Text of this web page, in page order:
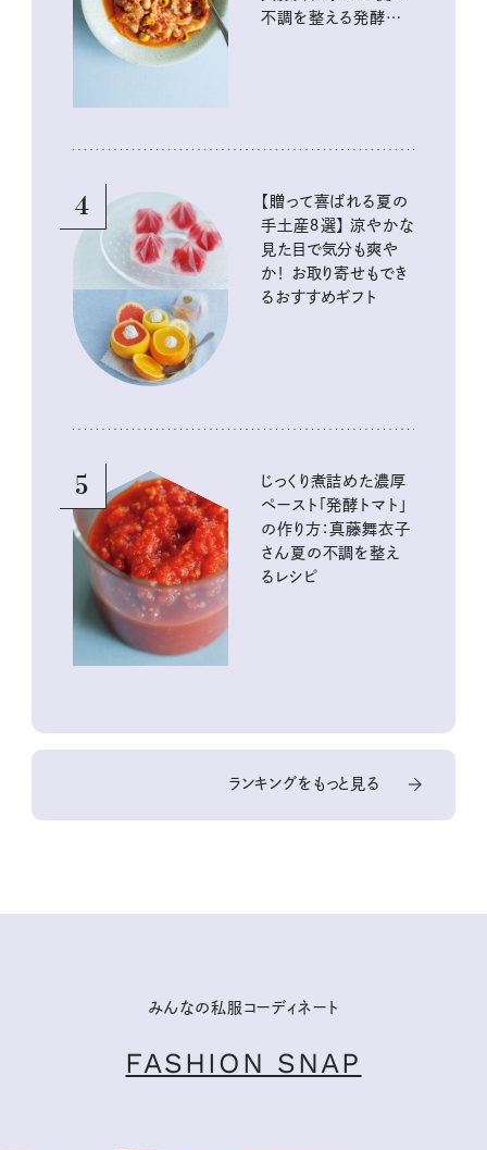
不調を整える発酵レ
4
【贈って喜ばれる夏の
手土産８選】 涼やかな
見た目で気分も爽や
か！ お取り寄せもでき
るおすすめギフト
5
じっくり煮詰めた濃厚
ペースト「発酵トマト」
の作り方：真藤舞衣子
さん夏の不調を整え
るレシピ
ランキングをもっと見る
みんなの私服コーディネート
FASHION SNAP